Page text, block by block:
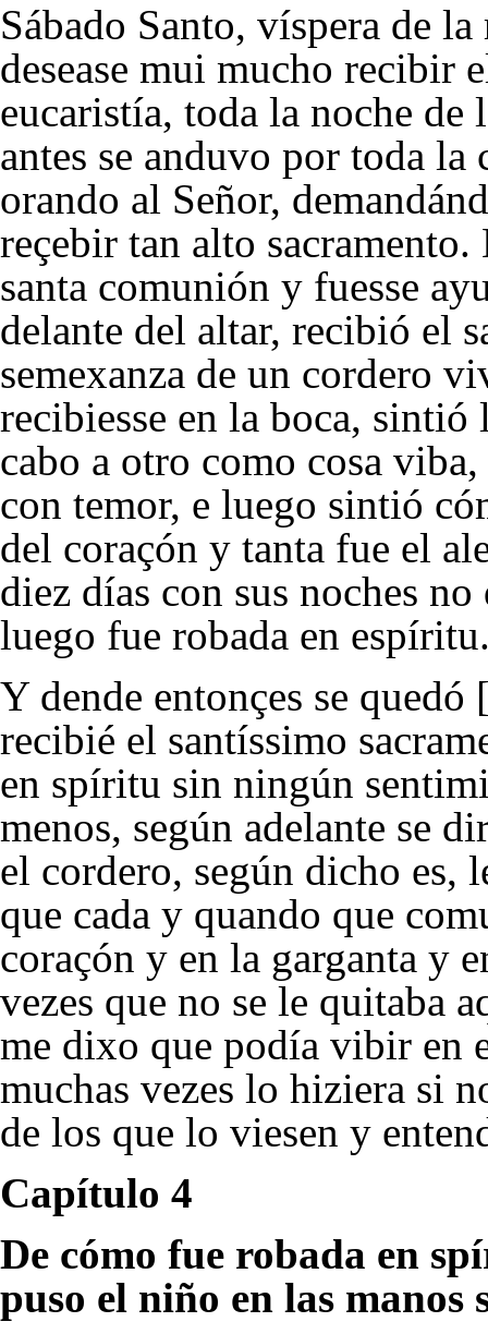
Sábado Santo, víspera de
desease mui mucho recibir
eucaristía, toda la noche
antes se anduvo por toda
orando al Señor,
reçebir tan alto
santa comunión y fuesse
delante del altar, recibió el
semexanza de un cordero
recibiesse en la boca,
cabo a otro como cosa
con temor, e luego sintió
del coraçón y tanta fue el
diez días con sus noches
luego fue robada en
Y dende entonçes se
recibié el santíssimo
en spíritu sin ningún
menos, según adelante se
el cordero, según dicho es,
que cada y quando que
coraçón y en la garganta y
vezes que no se le quitaba
me dixo que podía vibir en
muchas vezes lo hiziera si
de los que lo viesen y
Capítulo 4
De cómo fue robada en
puso el niño en las manos